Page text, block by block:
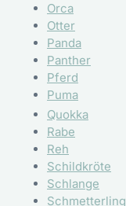
Orca
Otter
Panda
Panther
Pferd
Puma
Quokka
Rabe
Reh
Schildkröte
Schlange
Schmetterling